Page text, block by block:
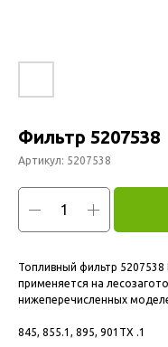
Фильтр 5207538
Артикул: 5207538
Топливный фильтр 5207538
применяется на
нижеперечисленных
845, 855.1, 895, 901TX .1